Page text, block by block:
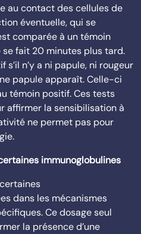
au contact des cellules de
éventuelle, qui se
comparée à un témoin
fait 20 minutes plus tard.
n’y a ni papule, ni rougeur
papule apparaît. Celle-ci
témoin positif. Ces tests
affirmer la sensibilisation à
ne permet pas pour
immunoglobulines
dans les mécanismes
Ce dosage seul
la présence d’une